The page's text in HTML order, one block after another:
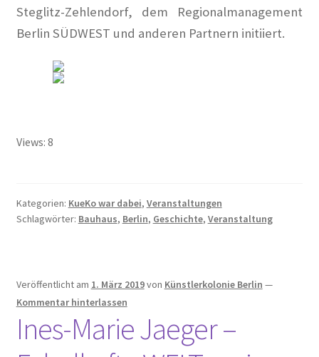
Raumplan KunstRaum
Satzung des Künstlerkolonie Berlin e.V.
Protokolle der Vorstandssitzungen
Die Künstlerkolonie
…in der historischen Presse
Steglitz-Zehlendorf, dem Regionalmanagement
Berlin SÜDWEST und anderen Partnern initiiert.
Views: 8
Kategorien: KueKo war dabei, Veranstaltungen
Schlagwörter: Bauhaus, Berlin, Geschichte, Veranstaltung
Veröffentlicht am 1. März 2019von Künstlerkolonie Berlin —
Kommentar hinterlassen
Ines-Marie Jaeger –